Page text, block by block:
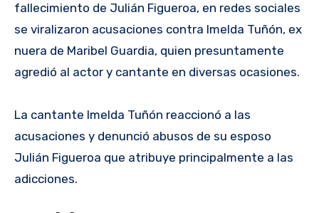
fallecimiento de Julián Figueroa, en redes sociales
se viralizaron acusaciones contra Imelda Tuñón, ex
nuera de Maribel Guardia, quien presuntamente
agredió al actor y cantante en diversas ocasiones.
La cantante Imelda Tuñón reaccionó a las
acusaciones y denunció abusos de su esposo
Julián Figueroa que atribuye principalmente a las
adicciones.